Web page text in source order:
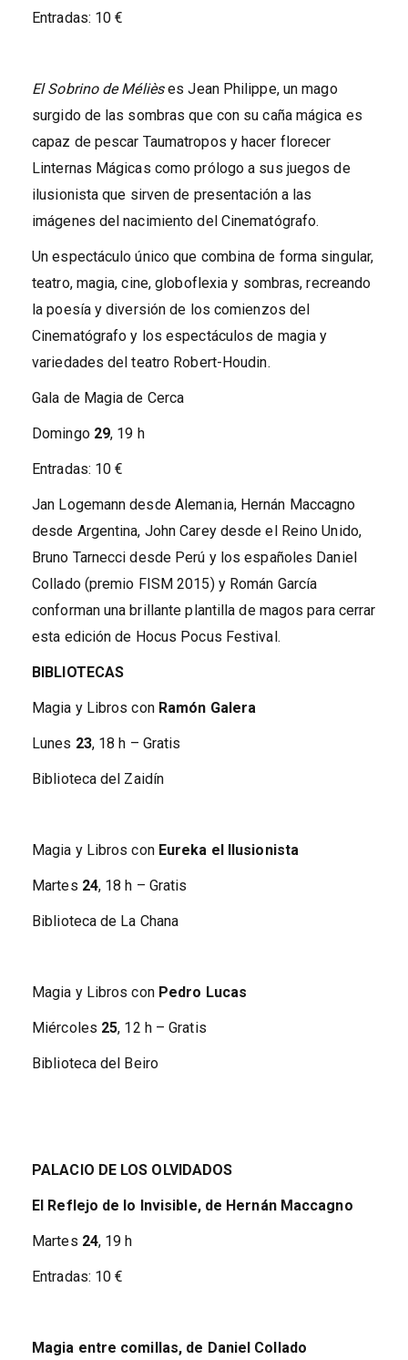
Entradas: 10 €
El Sobrino de Mélièses Jean Philippe, un mago
surgido de las sombras que con su caña mágica es
capaz de pescar Taumatropos y hacer florecer
Linternas Mágicas como prólogo a sus juegos de
ilusionista que sirven de presentación a las
imágenes del nacimiento del Cinematógrafo.
Un espectáculo único que combina de forma singular,
teatro, magia, cine, globoflexia y sombras, recreando
la poesía y diversión de los comienzos del
Cinematógrafo y los espectáculos de magia y
variedades del teatro Robert-Houdin.
Gala de Magia de Cerca
Domingo 29, 19 h
Entradas: 10 €
Jan Logemann desde Alemania, Hernán Maccagno
desde Argentina, John Carey desde el Reino Unido,
Bruno Tarnecci desde Perú y los españoles Daniel
Collado (premio FISM 2015) y Román García
conforman una brillante plantilla de magos para cerrar
esta edición de Hocus Pocus Festival.
BIBLIOTECAS
Magia y Libros con Ramón Galera
Lunes 23, 18 h – Gratis
Biblioteca del Zaidín
Magia y Libros conEureka el Ilusionista
Martes 24, 18 h – Gratis
Biblioteca de La Chana
Magia y Libros conPedro Lucas
Miércoles 25, 12 h – Gratis
Biblioteca del Beiro
PALACIO DE LOS OLVIDADOS
El Reflejo de lo Invisible, de Hernán Maccagno
Martes 24, 19 h
Entradas: 10 €
Magia entre comillas, de Daniel Collado